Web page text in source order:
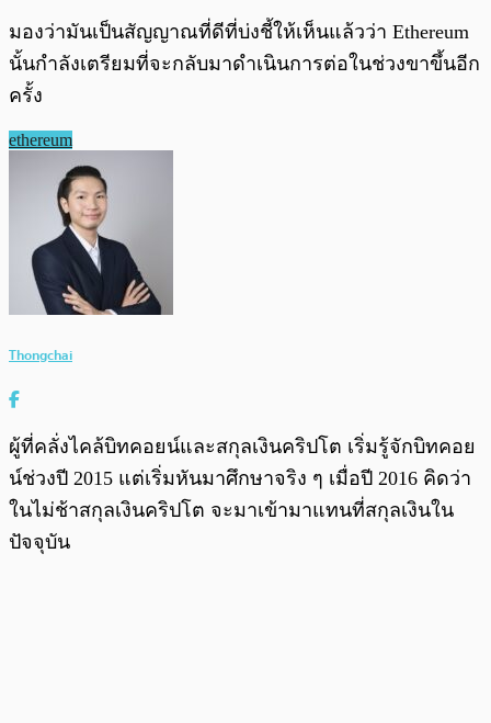
มองว่ามันเป็นสัญญาณที่ดีที่บ่งชี้ให้เห็นแล้วว่า Ethereum
นั้นกำลังเตรียมที่จะกลับมาดำเนินการต่อในช่วงขาขึ้นอีก
ครั้ง
ethereum
Thongchai
ผู้ที่คลั่งไคล้บิทคอยน์และสกุลเงินคริปโต เริ่มรู้จักบิทคอย
น์ช่วงปี 2015 แต่เริ่มหันมาศึกษาจริง ๆ เมื่อปี 2016 คิดว่า
ในไม่ช้าสกุลเงินคริปโต จะมาเข้ามาแทนที่สกุลเงินใน
ปัจจุบัน